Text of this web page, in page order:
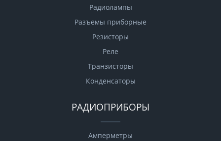
Радиолампы
Разъемы приборные
Резисторы
Реле
Транзисторы
Конденсаторы
РАДИОПРИБОРЫ
Амперметры